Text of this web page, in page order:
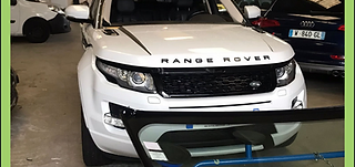
🎉 Bienvenue dans
notre support !